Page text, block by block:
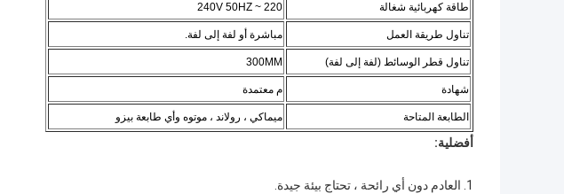
طاقة كهربائية شغالة 220 ~ 240V 50HZ
تناول طريقة العمل مباشرة أو لفة إلى لفة.
تناول قطر الوسائط (لفة إلى لفة) 300MM
شهادة م معتمدة
الطابعة المتاحة ميماكي ، رولاند ، موتوه وأي طابعة بيزو
أفضلية:
1. العادم دون أي رائحة ، تحتاج بيئة جيدة.